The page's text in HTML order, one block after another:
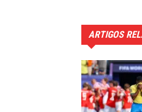
ARTIGOS